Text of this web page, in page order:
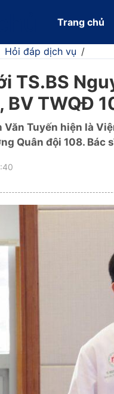
Trang chủ
Hỏi đáp dịch vụ /
TS.BS
BV TWQĐ
Văn Tuyến hiện là
Quân đội 108. Bác